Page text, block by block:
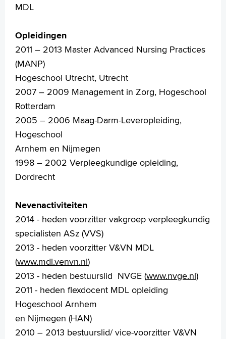
Français
Polski
Türkçe
Arabisch
MDL
Opleidingen
2011 – 2013 Master Advanced Nursing Practices
(MANP)
Hogeschool Utrecht, Utrecht
2007 – 2009 Management in Zorg, Hogeschool
Rotterdam
2005 – 2006 Maag-Darm-Leveropleiding,
Hogeschool
Arnhem en Nijmegen
1998 – 2002 Verpleegkundige opleiding,
Dordrecht
Nevenactiviteiten
2014 - heden voorzitter vakgroep verpleegkundig
specialisten ASz (VVS)
2013 - heden voorzitter V&VN MDL
(www.mdl.venvn.nl)
2013 - heden bestuurslid NVGE (www.nvge.nl)
2011 - heden flexdocent MDL opleiding
Hogeschool Arnhem
en Nijmegen (HAN)
2010 – 2013 bestuurslid/ vice-voorzitter V&VN